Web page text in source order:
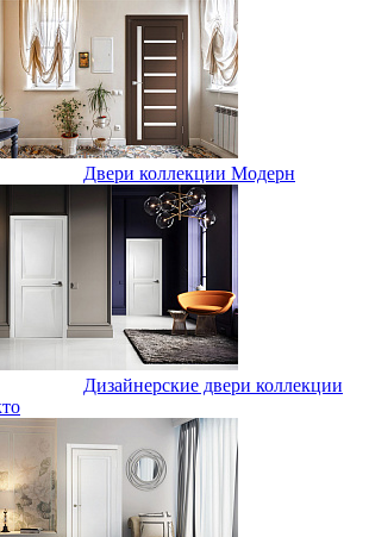
Двери коллекции Модерн
Дизайнерские двери коллекции